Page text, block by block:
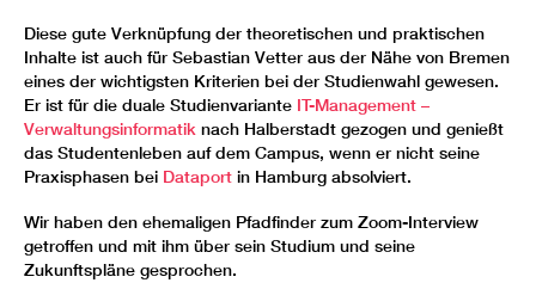
Diese gute Verknüpfung der theoretischen und praktischen
Inhalte ist auch für Sebastian Vetter aus der Nähe von Bremen
eines der wichtigsten Kriterien bei der Studienwahl gewesen.
Er ist für die duale Studienvariante IT-Management –
Verwaltungsinformatik nach Halberstadt gezogen und genießt
das Studentenleben auf dem Campus, wenn er nicht seine
Praxisphasen bei Dataport in Hamburg absolviert.
Wir haben den ehemaligen Pfadfinder zum Zoom-Interview
getroffen und mit ihm über sein Studium und seine
Zukunftspläne gesprochen.